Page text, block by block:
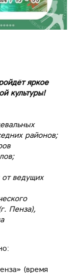
яркое
культуры!
районов;
ведущих
Пенза),
(время